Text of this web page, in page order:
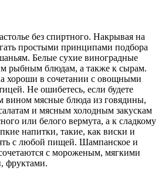
без спиртного. Накрывая на
простыми принципами подбора
Белые сухие виноградные
рыбным блюдам, а также к сырам.
хороши в сочетании с овощными
Не ошибетесь, если будете
вином мясные блюда из говядины,
и мясным холодным закускам
или белого вермута, а к сладкому
напитки, такие, как виски и
с любой пищей. Шампанское и
с мороженым, мягкими
фруктами.